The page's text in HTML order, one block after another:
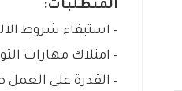
المتطلبات:
– استيفاء شروط
– امتلاك مهارات
– القدرة على